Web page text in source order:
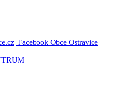
Facebook Obce Ostravice